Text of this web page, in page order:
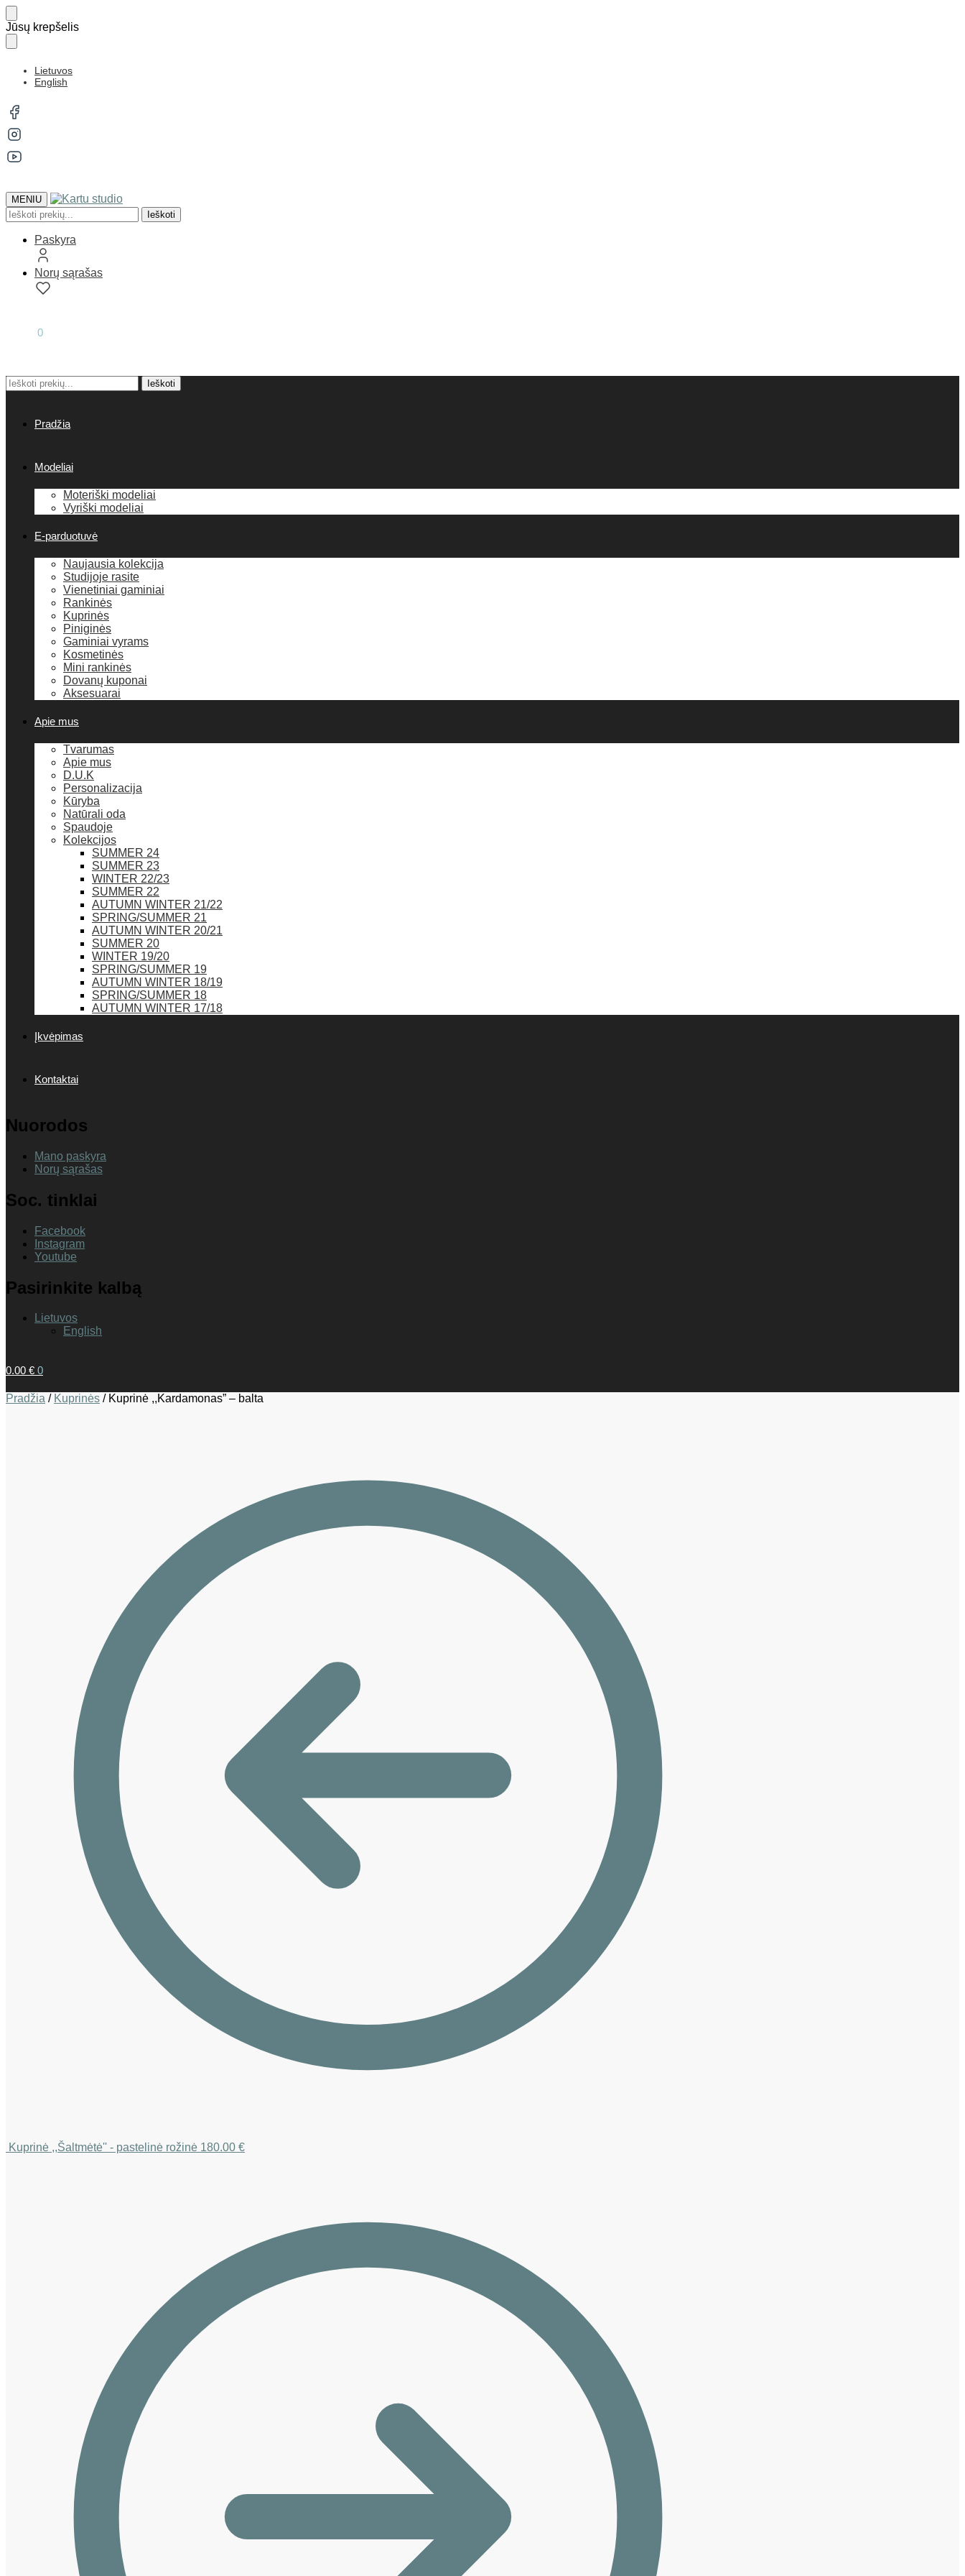
Jūsų krepšelis
Lietuvos
English
MENIU
Ieškoti
Paskyra
Norų sąrašas
0
Ieškoti
Pradžia
Modeliai
Moteriški modeliai
Vyriški modeliai
E-parduotuvė
Naujausia kolekcija
Studijoje rasite
Vienetiniai gaminiai
Rankinės
Kuprinės
Piniginės
Gaminiai vyrams
Kosmetinės
Mini rankinės
Dovanų kuponai
Aksesuarai
Apie mus
Tvarumas
Apie mus
D.U.K
Personalizacija
Kūryba
Natūrali oda
Spaudoje
Kolekcijos
SUMMER 24
SUMMER 23
WINTER 22/23
SUMMER 22
AUTUMN WINTER 21/22
SPRING/SUMMER 21
AUTUMN WINTER 20/21
SUMMER 20
WINTER 19/20
SPRING/SUMMER 19
AUTUMN WINTER 18/19
SPRING/SUMMER 18
AUTUMN WINTER 17/18
Įkvėpimas
Kontaktai
Nuorodos
Mano paskyra
Norų sąrašas
Soc. tinklai
Facebook
Instagram
Youtube
Pasirinkite kalbą
Lietuvos
English
0.00 € 0
Pradžia / Kuprinės / Kuprinė ,,Kardamonas” – balta
Kuprinė ,,Šaltmėtė'' - pastelinė rožinė 180.00 €